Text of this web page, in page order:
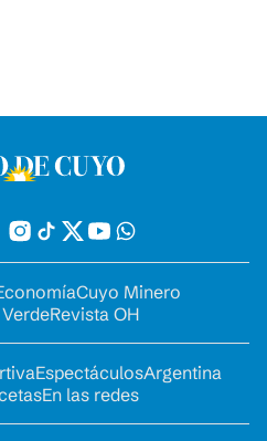
Cuyo Minero
Revista OH
EspectáculosArgentina
En las redes